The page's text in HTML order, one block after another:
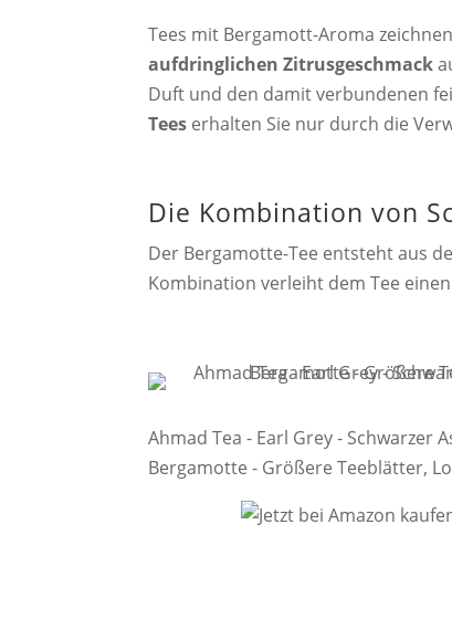
Tees mit Bergamott-Aroma
aufdringlichen Zitrusgeschmack
Duft und den damit verbundenen
Tees erhalten Sie nur durch die
Die Kombination von
Der Bergamotte-Tee entsteht aus
Kombination verleiht dem Tee
Ahmad Tea - Earl Grey - Schwarzer
Bergamotte - Größere Teeblätter,